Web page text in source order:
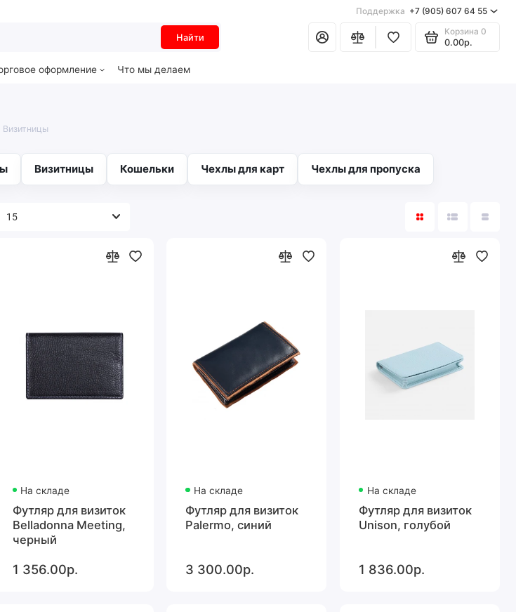
Поддержка +7 (905) 607 64 55
Найти
Корзина 0
0.00р.
оформление Что мы делаем
Визитницы
Визитницы Кошельки Чехлы для карт Чехлы для пропуска
На складе
Футляр для визиток
Belladonna Meeting,
черный
1 356.00р.
На складе
Футляр для визиток
Palermo, синий
3 300.00р.
На складе
Футляр для визиток
Unison, голубой
1 836.00р.